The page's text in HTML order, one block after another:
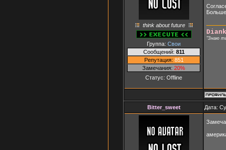
think about future
Группа: Свои
Сообщений: 811
Репутация: 851
Замечания: 20%
Статус: Offline
Больше
"Знаю
Bitter_sweet Дата: